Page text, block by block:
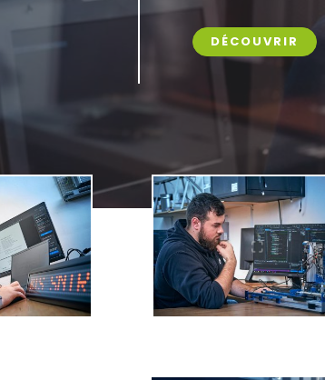
DÉCOUVRIR